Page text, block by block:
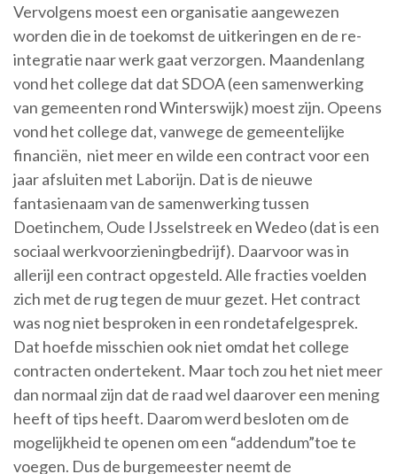
Vervolgens moest een organisatie aangewezen
worden die in de toekomst de uitkeringen en de re-
integratie naar werk gaat verzorgen. Maandenlang
vond het college dat dat SDOA (een samenwerking
van gemeenten rond Winterswijk) moest zijn. Opeens
vond het college dat, vanwege de gemeentelijke
financiën, niet meer en wilde een contract voor een
jaar afsluiten met Laborijn. Dat is de nieuwe
fantasienaam van de samenwerking tussen
Doetinchem, Oude IJsselstreek en Wedeo (dat is een
sociaal werkvoorzieningbedrijf). Daarvoor was in
allerijl een contract opgesteld. Alle fracties voelden
zich met de rug tegen de muur gezet. Het contract
was nog niet besproken in een rondetafelgesprek.
Dat hoefde misschien ook niet omdat het college
contracten ondertekent. Maar toch zou het niet meer
dan normaal zijn dat de raad wel daarover een mening
heeft of tips heeft. Daarom werd besloten om de
mogelijkheid te openen om een “addendum”toe te
voegen. Dus de burgemeester neemt de